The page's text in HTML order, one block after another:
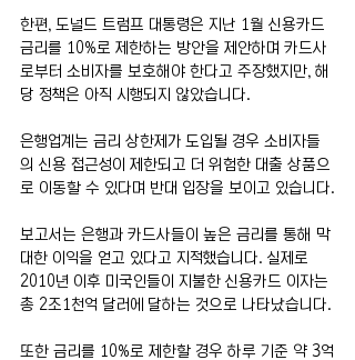
한편, 도널드 트럼프 대통령은 지난 1월 신용카드
금리를 10%로 제한하는 방안을 제안하며 카드사
로부터 소비자를 보호해야 한다고 주장했지만, 해
당 정책은 아직 시행되지 않았습니다.
은행업계는 금리 상한제가 도입될 경우 소비자들
의 신용 접근성이 제한되고 더 위험한 대출 상품으
로 이동할 수 있다며 반대 입장을 보이고 있습니다.
보고서는 은행과 카드사들이 높은 금리를 통해 막
대한 이익을 얻고 있다고 지적했습니다. 실제로
2010년 이후 미국인들이 지불한 신용카드 이자는
총 2조1천억 달러에 달하는 것으로 나타났습니다.
또한 금리를 10%로 제한할 경우 하루 기준 약 3억